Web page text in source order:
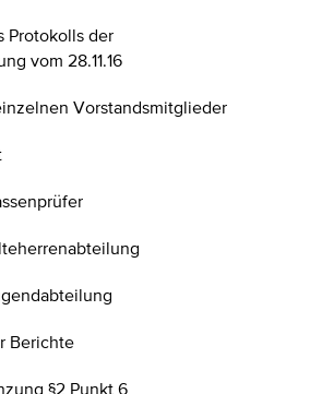
Protokolls der
vom 28.11.16
Vorstandsmitglieder
Berichte
§2 Punkt 6